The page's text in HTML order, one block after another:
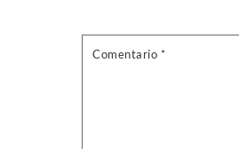
Comentario *